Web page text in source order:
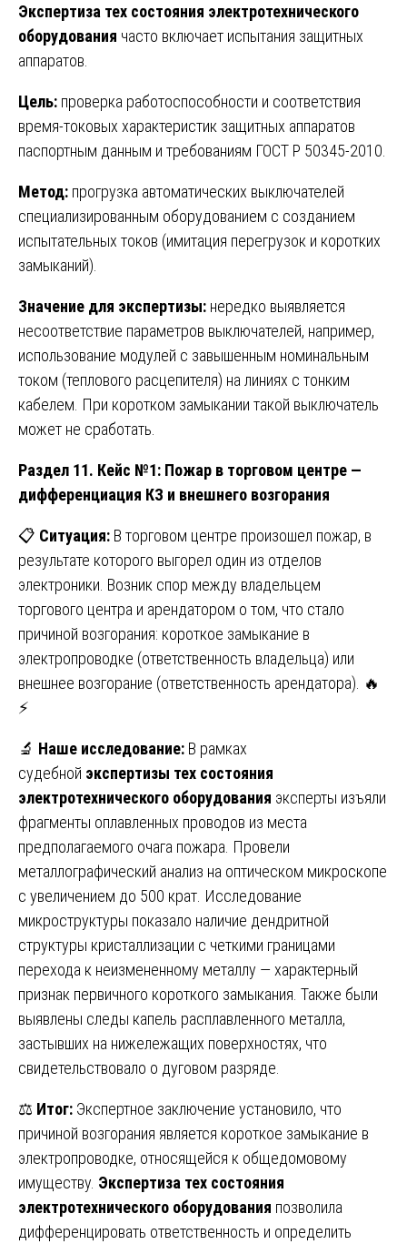
Экспертиза тех состояния электротехнического
оборудования часто включает испытания защитных
аппаратов.
Цель: проверка работоспособности и соответствия
время-токовых характеристик защитных аппаратов
паспортным данным и требованиям ГОСТ Р 50345-2010.
Метод: прогрузка автоматических выключателей
специализированным оборудованием с созданием
испытательных токов (имитация перегрузок и коротких
замыканий).
Значение для экспертизы: нередко выявляется
несоответствие параметров выключателей, например,
использование модулей с завышенным номинальным
током (теплового расцепителя) на линиях с тонким
кабелем. При коротком замыкании такой выключатель
может не сработать.
Раздел 11. Кейс №1: Пожар в торговом центре —
дифференциация КЗ и внешнего возгорания
📋 Ситуация: В торговом центре произошел пожар, в
результате которого выгорел один из отделов
электроники. Возник спор между владельцем
торгового центра и арендатором о том, что стало
причиной возгорания: короткое замыкание в
электропроводке (ответственность владельца) или
внешнее возгорание (ответственность арендатора). 🔥
⚡
🔬 Наше исследование: В рамках
судебной экспертизы тех состояния
электротехнического оборудования эксперты изъяли
фрагменты оплавленных проводов из места
предполагаемого очага пожара. Провели
металлографический анализ на оптическом микроскопе
с увеличением до 500 крат. Исследование
микроструктуры показало наличие дендритной
структуры кристаллизации с четкими границами
перехода к неизмененному металлу — характерный
признак первичного короткого замыкания. Также были
выявлены следы капель расплавленного металла,
застывших на нижележащих поверхностях, что
свидетельствовало о дуговом разряде.
⚖️ Итог: Экспертное заключение установило, что
причиной возгорания является короткое замыкание в
электропроводке, относящейся к общедомовому
имуществу. Экспертиза тех состояния
электротехнического оборудования позволила
дифференцировать ответственность и определить